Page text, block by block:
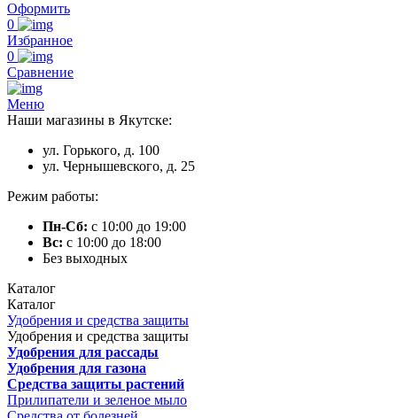
Оформить
0
Избранное
0
Сравнение
Меню
Наши магазины в Якутске:
ул. Горького, д. 100
ул. Чернышевского, д. 25
Режим работы:
Пн-Сб: с 10:00 до 19:00
Вс: с 10:00 до 18:00
Без выходных
Каталог
Каталог
Удобрения и средства защиты
Удобрения и средства защиты
Удобрения для рассады
Удобрения для газона
Средства защиты растений
Прилипатели и зеленое мыло